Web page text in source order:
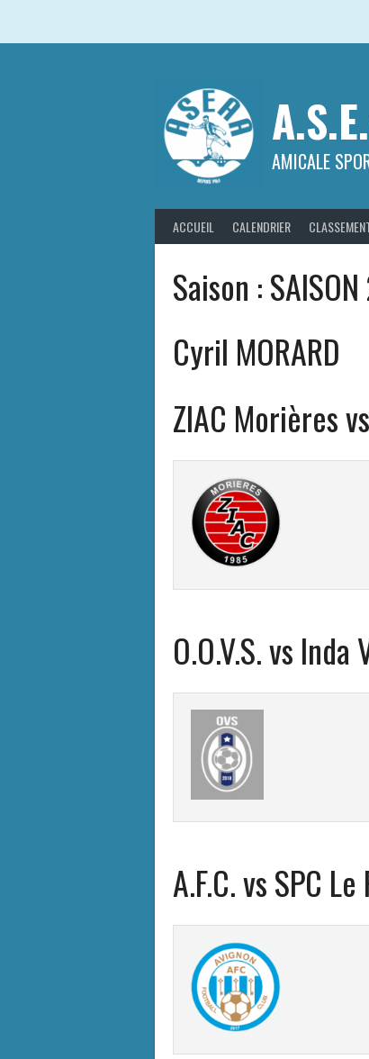
AMICALE
ACCUEIL CALENDRIER
Saison :
Cyril MORARD
ZIAC Morières
O.O.V.S. vs Inda
A.F.C. vs SPC